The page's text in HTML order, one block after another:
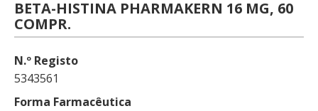
BETA-HISTINA PHARMAKERN 16 MG, 60
COMPR.
N.º Registo
5343561
Forma Farmacêutica